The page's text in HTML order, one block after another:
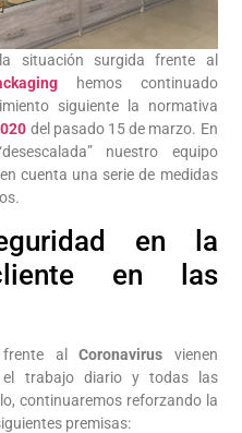
situación surgida frente al
hemos continuado
siguiente la normativa
del pasado 15 de marzo. En
nuestro equipo
cuenta una serie de medidas
en la
en las
frente alCoronavirus vienen
el trabajo diario y todas las
continuaremos reforzando la
premisas: